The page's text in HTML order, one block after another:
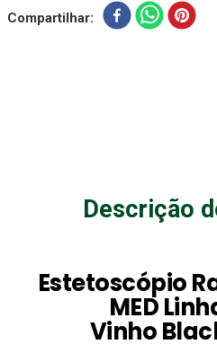
Compartilhar
Descrição
Estetoscópio
MED
Vinho